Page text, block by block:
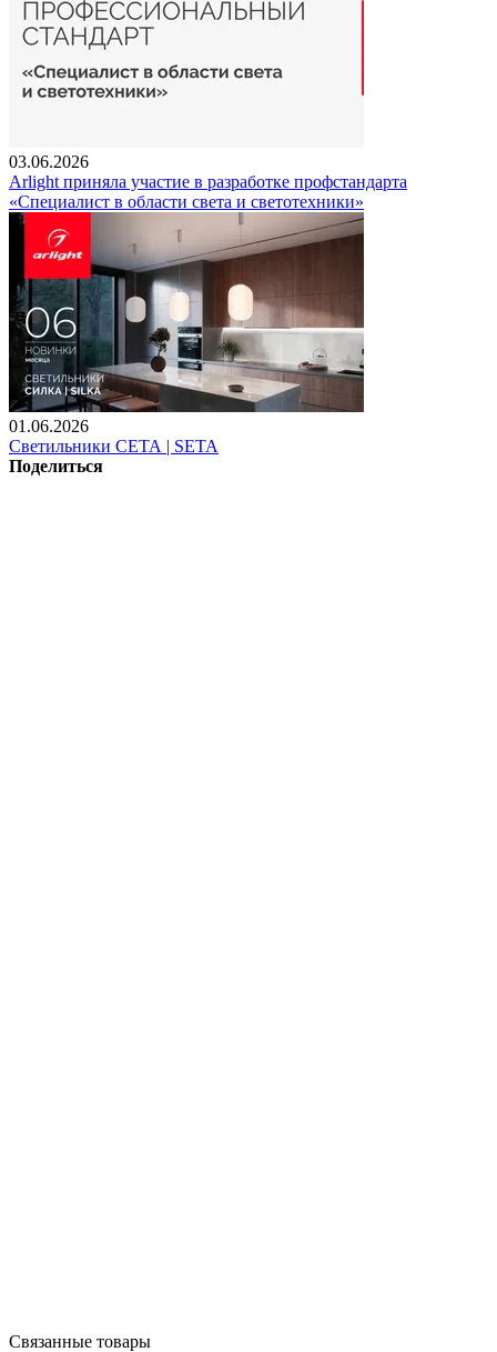
03.06.2026
Arlight приняла участие в разработке профстандарта
«Специалист в области света и светотехники»
01.06.2026
Светильники СЕТА | SETA
Поделиться
Связанные товары